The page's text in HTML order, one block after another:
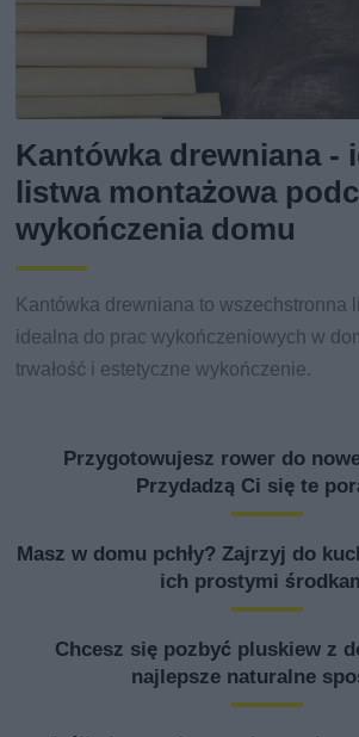
Kantówka drewniana -
listwa montażowa
wykończenia domu
Kantówka drewniana to wszechstronna
idealna do prac wykończeniowych w
trwałość i estetyczne wykończenie.
Przygotowujesz rower do
Przydadzą Ci się te
Masz w domu pchły? Zajrzyj do
ich prostymi
Chcesz się pozbyć pluskiew z
najlepsze naturalne